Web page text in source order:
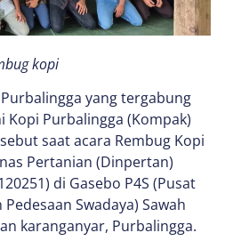
kopi
yang tergabung
Kopi Purbalingga (Kompak)
saat acara Rembug Kopi
Pertanian (Dinpertan)
di Gasebo P4S (Pusat
Swadaya) Sawah
karanganyar, Purbalingga.